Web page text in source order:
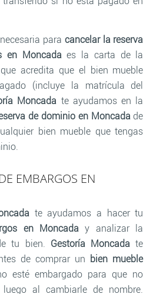
para cancelar la reserva
en Moncada es la carta de la
acredita que el bien mueble
(incluye la matrícula del
Moncada te ayudamos en la
de dominio en Moncada de
bien mueble que tengas
EMBARGOS EN
te ayudamos a hacer tu
en Moncada y analizar la
tu bien. Gestoría Moncada te
de comprar un bien mueble
esté embargado para que no
luego al cambiarle de nombre.